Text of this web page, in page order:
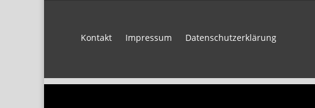
Kontakt Impressum Datenschutzerklärung